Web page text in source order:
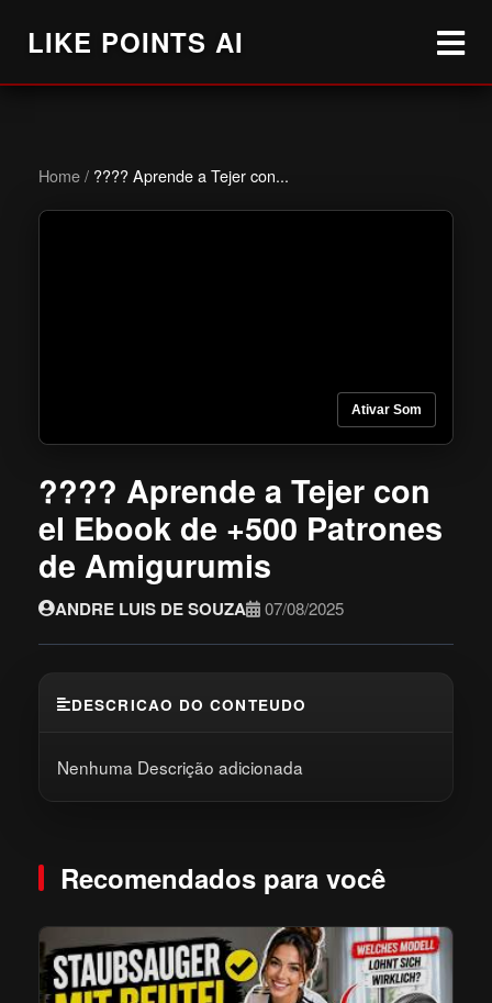
LIKE POINTS AI
Home/ ???? Aprende a Tejer con...
Ativar Som
???? Aprende a Tejer con
el Ebook de +500 Patrones
de Amigurumis
ANDRE LUIS DE SOUZA 07/08/2025
DESCRICAO DO CONTEUDO
Nenhuma Descrição adicionada
Recomendados para você